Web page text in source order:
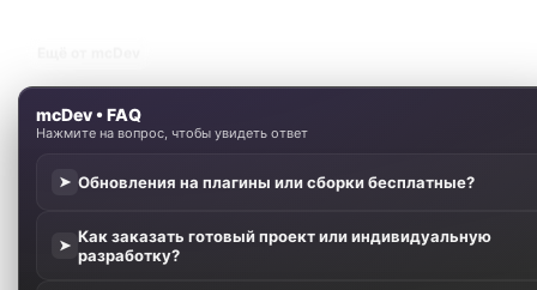
mcDev • FAQ
Нажмите на вопрос, чтобы увидеть ответ
➤ Обновления на плагины или сборки бесплатные?
➤ Как заказать готовый проект или индивидуальную
разработку?